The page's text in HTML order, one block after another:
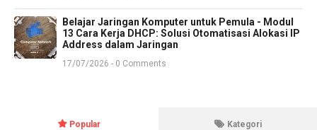
Belajar Jaringan Komputer untuk Pemula - Modul
13 Cara Kerja DHCP: Solusi Otomatisasi Alokasi IP
Address dalam Jaringan
17/07/2026 - 0 Comments
Popular Kategori